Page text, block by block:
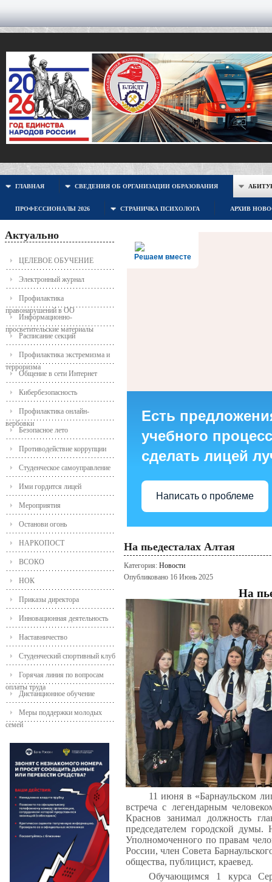
ГЛАВНАЯ СВЕДЕНИЯ ОБ ОРГАНИЗАЦИИ ОБРАЗОВАНИЯ
ПРОФЕССИОНАЛЫ 2026 СТРАНИЧКА ПСИХОЛОГА АРХИВ
Актуально
ЦЕЛЕВОЕ ОБУЧЕНИЕ
Электронный журнал
Профилактика
правонарушений в ОО
Информационно-
просветительские материалы
Расписание секций
Профилактика экстремизма и
терроризма
Общение в сети Интернет
Кибербезопасность
Профилактика онлайн-
вербовки
Безопасное лето
Противодействие коррупции
Студенческое самоуправление
Ими гордится лицей
Мероприятия
Останови огонь
НАРКОПОСТ
ВСОКО
НОК
Приказы директора
Инновационная деятельность
Наставничество
Студенческий спортивный клуб
Горячая линия по вопросам
оплаты труда
Дистанционное обучение
Меры поддержки молодых
семей
Решаем вместе
Есть
учебного
сделать лицей
Написать о проблеме
На пьедесталах Алтая
Категория: Новости
Опубликовано 16 Июнь 2025
На
11 июня в «Барнаульском
встреча с легендарным
Краснов занимал должность
председателем городской
Уполномоченного по правам
России, член Совета
общества, публицист, краевед.
Обучающимся 1 курса